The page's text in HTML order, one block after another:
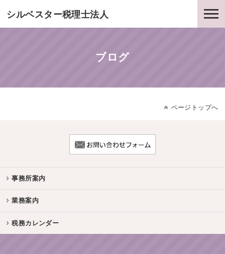
シルベスター税理士法人
ブログ
ページトップへ
事務所案内
業務案内
税務カレンダー